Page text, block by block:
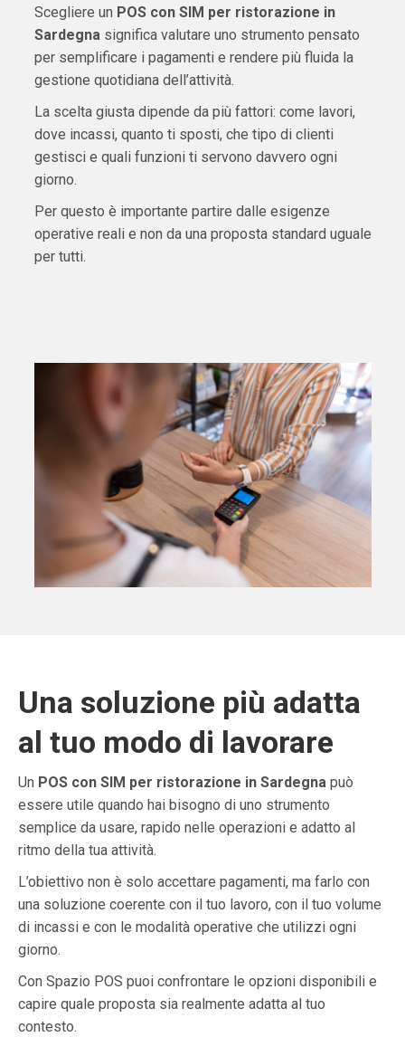
Scegliere un POS con SIM per ristorazione in
Sardegnasignifica valutare uno strumento pensato
per semplificare i pagamenti e rendere più fluida la
gestione quotidiana dell’attività.
La scelta giusta dipende da più fattori: come lavori,
dove incassi, quanto ti sposti, che tipo di clienti
gestisci e quali funzioni ti servono davvero ogni
giorno.
Per questo è importante partire dalle esigenze
operative reali e non da una proposta standard uguale
per tutti.
Una soluzione più adatta
al tuo modo di lavorare
Un POS con SIM per ristorazione in Sardegna può
essere utile quando hai bisogno di uno strumento
semplice da usare, rapido nelle operazioni e adatto al
ritmo della tua attività.
L’obiettivo non è solo accettare pagamenti, ma farlo con
una soluzione coerente con il tuo lavoro, con il tuo volume
di incassi e con le modalità operative che utilizzi ogni
giorno.
Con Spazio POS puoi confrontare le opzioni disponibili e
capire quale proposta sia realmente adatta al tuo
contesto.